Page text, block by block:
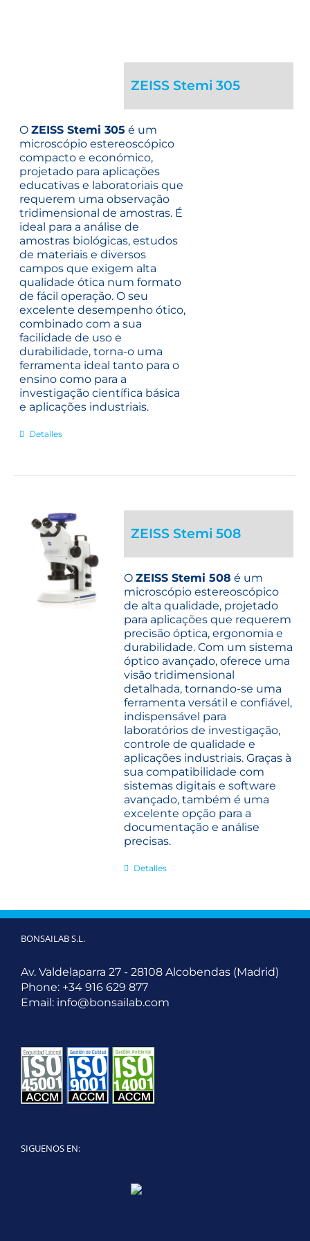
ZEISS Stemi 305
OZEISS Stemi 305 é um
microscópio estereoscópico
compacto e económico,
projetado para aplicações
educativas e laboratoriais que
requerem uma observação
tridimensional de amostras. É
ideal para a análise de
amostras biológicas, estudos
de materiais e diversos
campos que exigem alta
qualidade ótica num formato
de fácil operação. O seu
excelente desempenho ótico,
combinado com a sua
facilidade de uso e
durabilidade, torna-o uma
ferramenta ideal tanto para o
ensino como para a
investigação científica básica
e aplicações industriais.
Detalles
ZEISS Stemi 508
OZEISS Stemi 508 é um
microscópio estereoscópico
de alta qualidade, projetado
para aplicações que requerem
precisão óptica, ergonomia e
durabilidade. Com um sistema
óptico avançado, oferece uma
visão tridimensional
detalhada, tornando-se uma
ferramenta versátil e confiável,
indispensável para
laboratórios de investigação,
controle de qualidade e
aplicações industriais. Graças à
sua compatibilidade com
sistemas digitais e software
avançado, também é uma
excelente opção para a
documentação e análise
precisas.
Detalles
BONSAILAB S.L.
Av. Valdelaparra 27 - 28108 Alcobendas (Madrid)
Phone: +34 916 629 877
Email: info@bonsailab.com
SIGUENOS EN:
LinkedInYouTube